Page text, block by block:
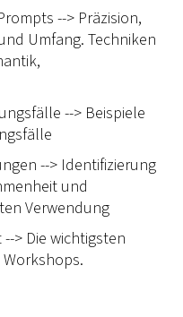
--> Präzision,
Umfang. Techniken
--> Beispiele
--> Identifizierung
und
Verwendung
> Die wichtigsten